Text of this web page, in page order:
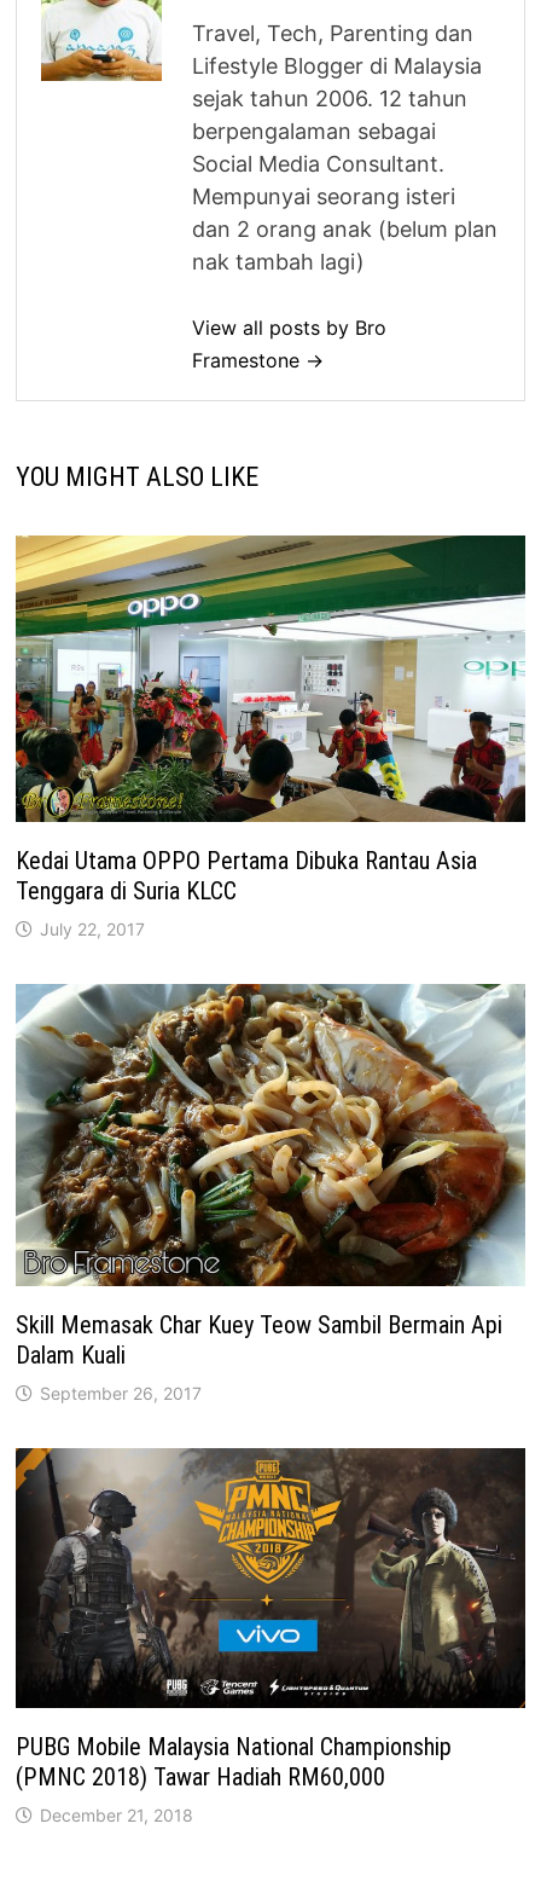
Travel, Tech, Parenting dan
Lifestyle Blogger di Malaysia
sejak tahun 2006. 12 tahun
berpengalaman sebagai
Social Media Consultant.
Mempunyai seorang isteri
dan 2 orang anak (belum plan
nak tambah lagi)
View all posts by Bro
Framestone →
YOU MIGHT ALSO LIKE
Kedai Utama OPPO Pertama Dibuka Rantau Asia
Tenggara di Suria KLCC
July 22, 2017
Skill Memasak Char Kuey Teow Sambil Bermain Api
Dalam Kuali
September 26, 2017
PUBG Mobile Malaysia National Championship
(PMNC 2018) Tawar Hadiah RM60,000
December 21, 2018